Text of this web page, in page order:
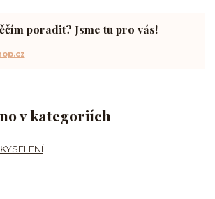
v kategoriích
poradit? Jsme tu pro vás!